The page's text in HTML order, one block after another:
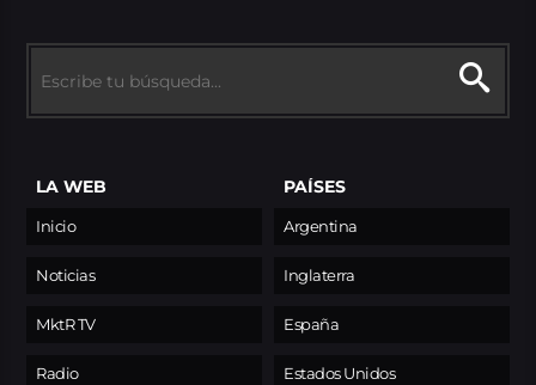
LA WEB
Inicio
Noticias
MktR TV
Radio
PAÍSES
Argentina
Inglaterra
España
Estados Unidos